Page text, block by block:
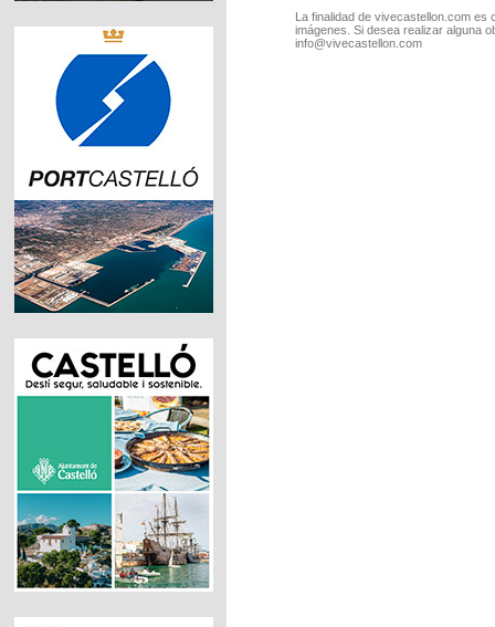
La finalidad de vivecastellon.com
imágenes. Si desea realizar alguna
info@vivecastellon.com